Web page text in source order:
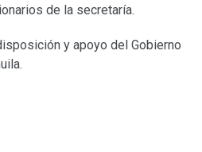
de la secretaría.
y apoyo del Gobierno